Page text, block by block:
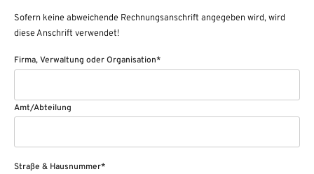
Sofern keine abweichende Rechnungsanschrift angegeben wird, wird
diese Anschrift verwendet!
Firma, Verwaltung oder Organisation*
Amt/Abteilung
Straße & Hausnummer*